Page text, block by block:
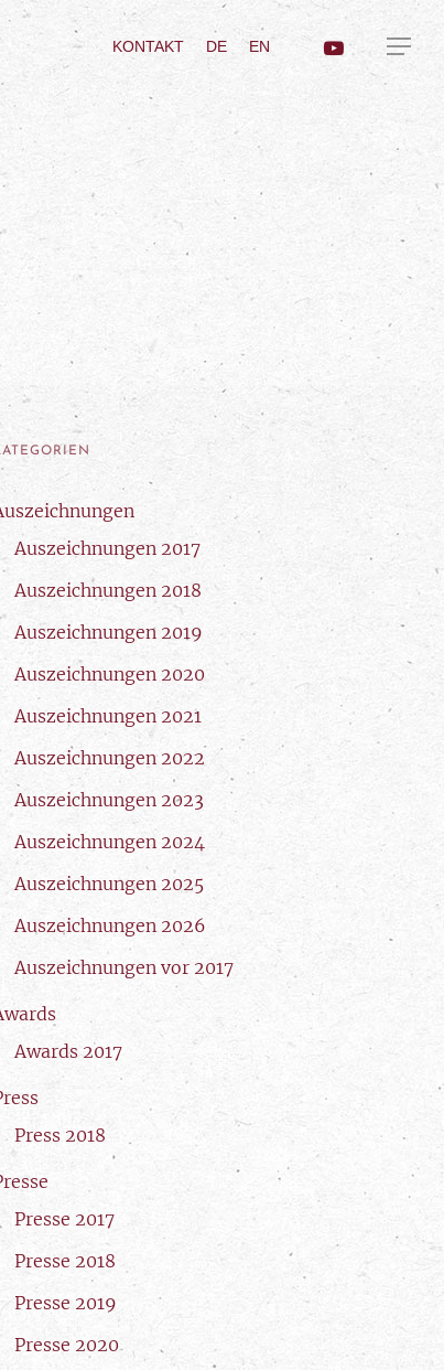
KONTAKT DE EN
Auszeichnungen 2017
Auszeichnungen 2018
Auszeichnungen 2019
Auszeichnungen 2020
Auszeichnungen 2021
Auszeichnungen 2022
Auszeichnungen 2023
Auszeichnungen 2024
Auszeichnungen 2025
Auszeichnungen 2026
Auszeichnungen vor 2017
Awards 2017
Press 2018
Presse 2017
Presse 2018
Presse 2019
Presse 2020